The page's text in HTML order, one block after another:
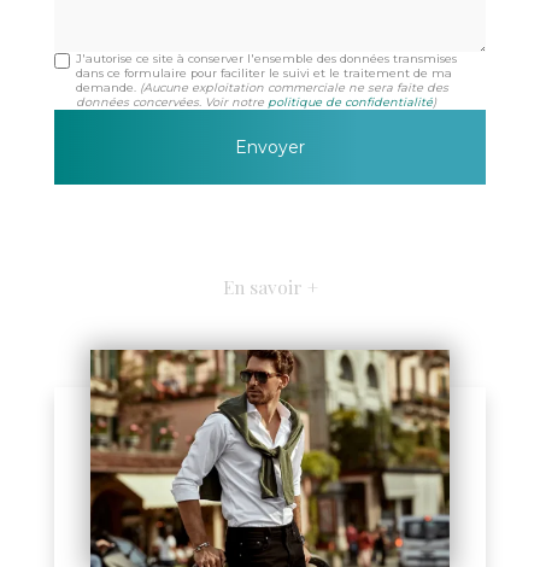
J'autorise ce site à conserver l'ensemble des données transmises
dans ce formulaire pour faciliter le suivi et le traitement de ma
demande. (Aucune exploitation commerciale ne sera faite des
données concervées. Voir notre politique de confidentialité)
En savoir +